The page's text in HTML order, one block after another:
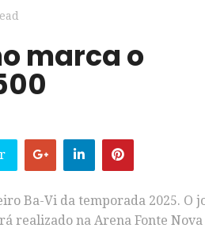
Ba-Vi da temporada 2025. O
realizado na Arena Fonte Nova